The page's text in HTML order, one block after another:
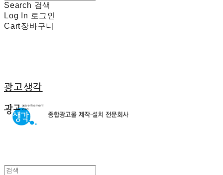
Search 검색
Log In 로그인
Cart장바구니
광고생각